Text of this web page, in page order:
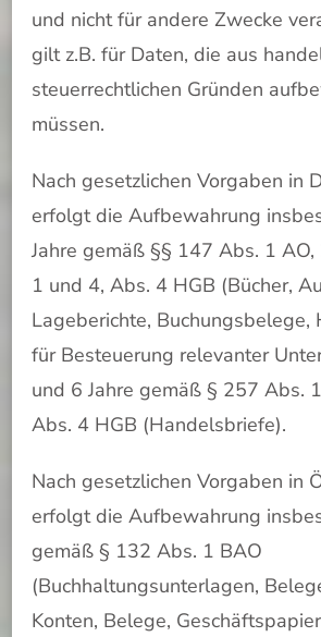
und nicht für andere Zwecke
gilt z.B. für Daten, die aus
steuerrechtlichen Gründen
müssen.
Nach gesetzlichen Vorgaben in
erfolgt die Aufbewahrung
Jahre gemäß §§ 147 Abs. 1
1 und 4, Abs. 4 HGB (Bücher,
Lageberichte, Buchungsbelege,
für Besteuerung relevanter
und 6 Jahre gemäß § 257 Abs.
Abs. 4 HGB (Handelsbriefe).
Nach gesetzlichen Vorgaben in
erfolgt die Aufbewahrung
gemäß § 132 Abs. 1 BAO
(Buchhaltungsunterlagen,
Konten, Belege,